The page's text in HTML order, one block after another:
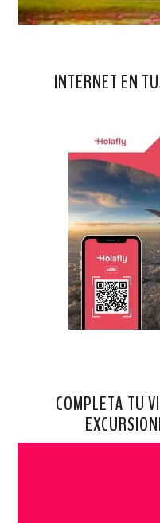
INTERNET EN
COMPLETA TU